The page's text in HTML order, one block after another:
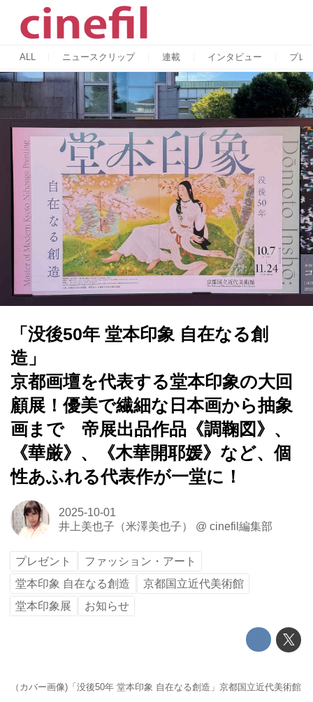
ALL ニュースクリップ 連載 インタビュー プレ
「没後50年 堂本印象 自在なる創
造」
京都画壇を代表する堂本印象の大回
顧展！優美で繊細な日本画から抽象
画まで 帝展出品作品《調鞠図》、
《華厳》、《木華開耶媛》など、個
性あふれる代表作が一堂に！
2025-10-01
井上美也子（米澤美也子）
@ cinefil編集部
プレゼント
ファッション・アート
堂本印象 自在なる創造
京都国立近代美術館
堂本印象展
お知らせ
（カバー画像)「没後50年 堂本印象 自在なる創造」京都国立近代美術館